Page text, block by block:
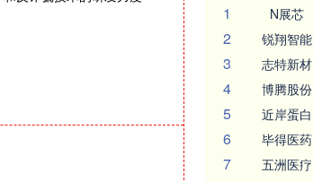
1
N展芯
2 锐翔智能
3 志特新材
4 博腾股份
5 近岸蛋白
6 毕得医药
7 五洲医疗